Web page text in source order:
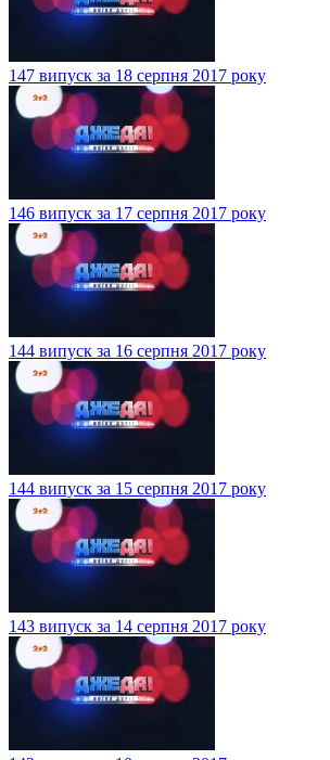
147 випуск за 18 серпня 2017 року
146 випуск за 17 серпня 2017 року
144 випуск за 16 серпня 2017 року
144 випуск за 15 серпня 2017 року
143 випуск за 14 серпня 2017 року